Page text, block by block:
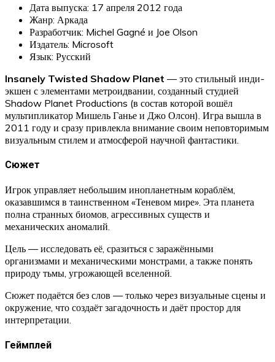
Дата выпуска: 17 апреля 2012 года
Жанр: Аркада
Разработчик: Michel Gagné и Joe Olson
Издатель: Microsoft
Язык: Русский
Insanely Twisted Shadow Planet — это стильный инди-
экшен с элементами метроидвании, созданный студией
Shadow Planet Productions (в состав которой вошёл
мультипликатор Мишель Ганье и Джо Олсон). Игра вышла в
2011 году и сразу привлекла внимание своим неповторимым
визуальным стилем и атмосферой научной фантастики.
Сюжет
Игрок управляет небольшим инопланетным кораблём,
оказавшимся в таинственном «Теневом мире». Эта планета
полна странных биомов, агрессивных существ и
механических аномалий.
Цель — исследовать её, сразиться с заражёнными
организмами и механическими монстрами, а также понять
природу тьмы, угрожающей вселенной.
Сюжет подаётся без слов — только через визуальные сцены и
окружение, что создаёт загадочность и даёт простор для
интерпретации.
Геймплей